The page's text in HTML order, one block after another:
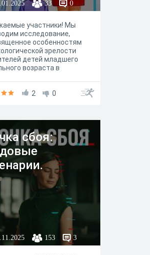
семьи
33 0
участники! Мы
исследование,
особенностям
зрелости
детей младшего
возраста в
семьи).
2 0
сбоя:
153 3